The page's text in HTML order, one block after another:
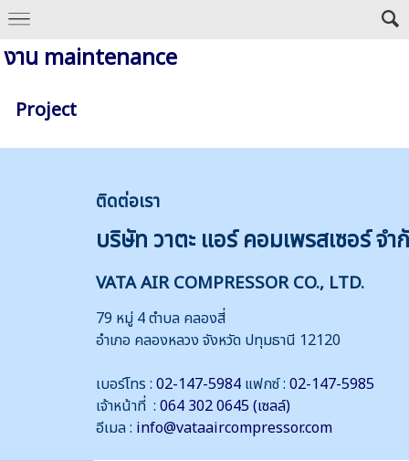
งาน maintenance
Project
ติดต่อเรา
บริษัท วาตะ แอร์ คอมเพรสเซอร์ จำ
VATA AIR COMPRESSOR CO., LTD.
79 หมู่ 4 ตำบล คลองสี่
อำเภอ คลองหลวง จังหวัด ปทุมธานี 12120
เบอร์โทร : 02-147-5984 แฟกซ์ : 02-147-5985
เจ้าหน้าที่ : 064 302 0645 (เซลล์)
อีเมล : info@vataaircompressor.com